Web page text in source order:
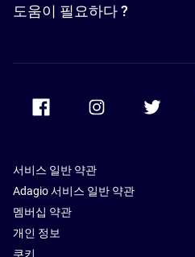
도움이 필요하다 ?
서비스 일반 약관
Adagio 서비스 일반 약관
멤버십 약관
개인 정보
쿠키